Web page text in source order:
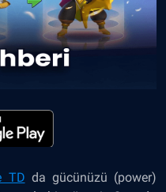
TD da gücünüzü (power)